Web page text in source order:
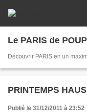
Le PARIS de
Découvrir PARIS en un
PRINTEMPS
Publié le 31/12/2011 à 23:52